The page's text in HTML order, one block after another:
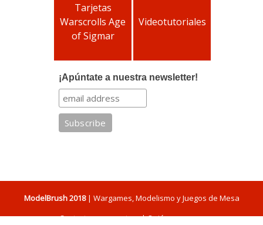
Tarjetas
Warscrolls Age
of Sigmar
Videotutoriales
¡Apúntate a nuestra newsletter!
ModelBrush 2018| Wargames, Modelismo y Juegos de Mesa
Contacta con nosotros|Quiénes somos